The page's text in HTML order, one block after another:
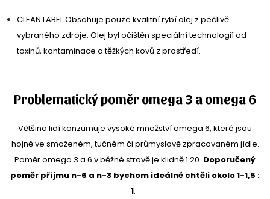
CLEAN LABELObsahuje pouze kvalitní rybí olej z pečlivě
vybraného zdroje. Olej byl očištěn speciální technologií od
toxinů, kontaminace a těžkých kovů z prostředí.
Problematický poměr omega 3 a omega 6
Většina lidí konzumuje vysoké množství omega 6, které jsou
hojně ve smaženém, tučném či průmyslově zpracovaném jídle.
Poměr omega 3 a 6 v běžné stravě je klidně 1:20. Doporučený
poměr příjmu n-6 a n-3 bychom ideálně chtěli okolo 1-1,5 :
1.